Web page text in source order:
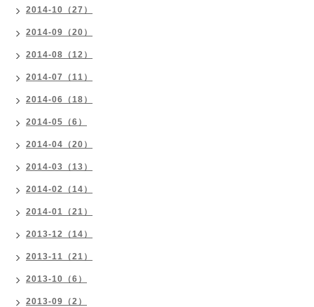
2014-10（27）
2014-09（20）
2014-08（12）
2014-07（11）
2014-06（18）
2014-05（6）
2014-04（20）
2014-03（13）
2014-02（14）
2014-01（21）
2013-12（14）
2013-11（21）
2013-10（6）
2013-09（2）